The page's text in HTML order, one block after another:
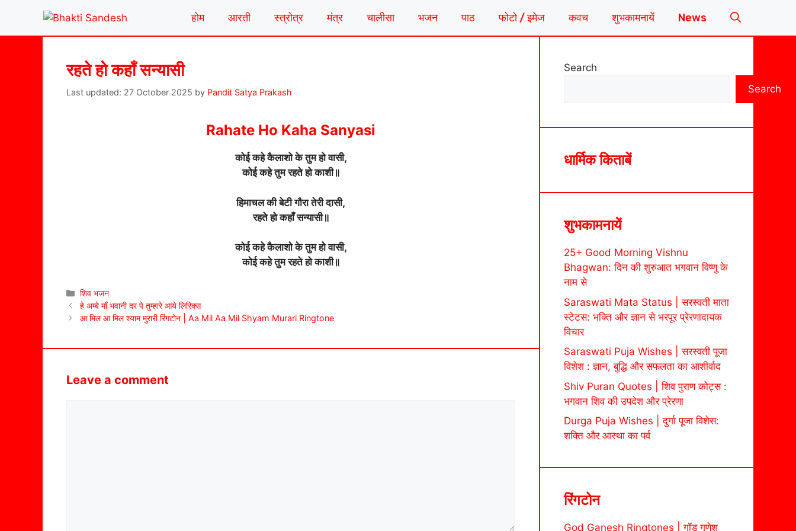
content
होम आरती स्त्रोत्र मंत्र चालीसा भजन पाठ फोटो / इमेज कवच शुभकामनायें News
रहते हो कहाँ सन्यासी
27 October 2025 by Pandit Satya Prakash
Rahate Ho Kaha Sanyasi
कोई कहे कैलाशो के तुम हो वासी,
कोई कहे तुम रहते हो काशी॥
हिमाचल की बेटी गौरा तेरी दासी,
रहते हो कहाँ सन्यासी॥
कोई कहे कैलाशो के तुम हो वासी,
कोई कहे तुम रहते हो काशी॥
Categories
शिव भजन
हे अम्बे माँ भवानी दर पे तुम्हारे आये लिरिक्स
आ मिल आ मिल श्याम मुरारी रिंगटोन | Aa Mil Aa Mil Shyam Murari Ringtone
Leave a comment
Search
Search
धार्मिक किताबें
शुभकामनायें
25+ Good Morning Vishnu
Bhagwan: दिन की शुरुआत भगवान विष्णु के
नाम से
Saraswati Mata Status | सरस्वती माता
स्टेटस: भक्ति और ज्ञान से भरपूर प्रेरणादायक
विचार
Saraswati Puja Wishes | सरस्वती पूजा
विशेश : ज्ञान, बुद्धि और सफलता का आशीर्वाद
Shiv Puran Quotes | शिव पुराण कोट्स :
भगवान शिव की उपदेश और प्रेरणा
Durga Puja Wishes | दुर्गा पूजा विशेस:
शक्ति और आस्था का पर्व
रिंगटोन
God Ganesh Ringtones | गॉड गणेश